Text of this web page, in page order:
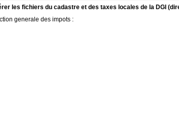
les fichiers du cadastre et des taxes locales de la DGI
generale des impots :